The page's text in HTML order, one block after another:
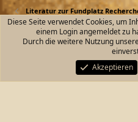
Literatur zur Fundplatz
Kontakt
Start
R
S
Community platform by XenForo® ©
Diese Seite verwendet Cookies, um
einem Login angemeldet zu
Durch die weitere Nutzung
Akzeptieren